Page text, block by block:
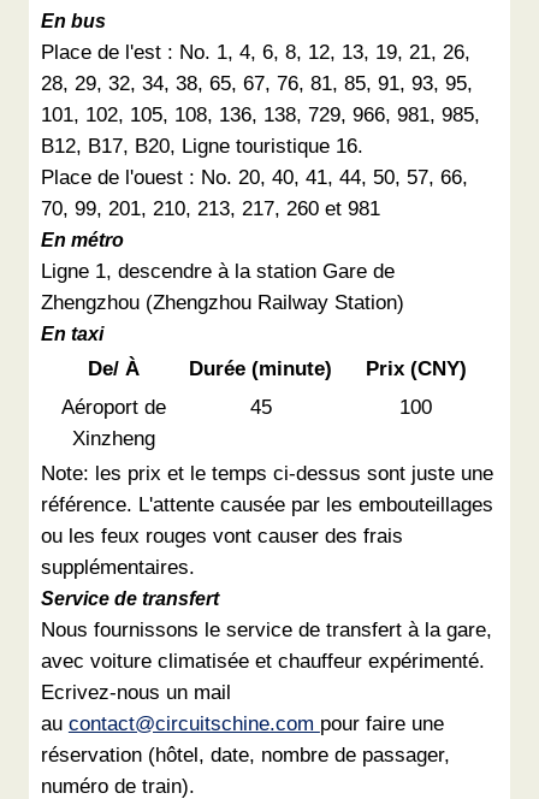
En bus
Place de l'est : No. 1, 4, 6, 8, 12, 13, 19, 21, 26,
28, 29, 32, 34, 38, 65, 67, 76, 81, 85, 91, 93, 95,
101, 102, 105, 108, 136, 138, 729, 966, 981, 985,
B12, B17, B20, Ligne touristique 16.
Place de l'ouest : No. 20, 40, 41, 44, 50, 57, 66,
70, 99, 201, 210, 213, 217, 260 et 981
En métro
Ligne 1, descendre à la station Gare de
Zhengzhou (Zhengzhou Railway Station)
En taxi
De/ À Durée (minute)
Prix (CNY)
Aéroport de
Xinzheng
45 100
Note: les prix et le temps ci-dessus sont juste une
référence. L'attente causée par les embouteillages
ou les feux rouges vont causer des frais
supplémentaires.
Service de transfert
Nous fournissons le service de transfert à la gare,
avec voiture climatisée et chauffeur expérimenté.
Ecrivez-nous un mail
au contact@circuitschine.com pour faire une
réservation (hôtel, date, nombre de passager,
numéro de train).